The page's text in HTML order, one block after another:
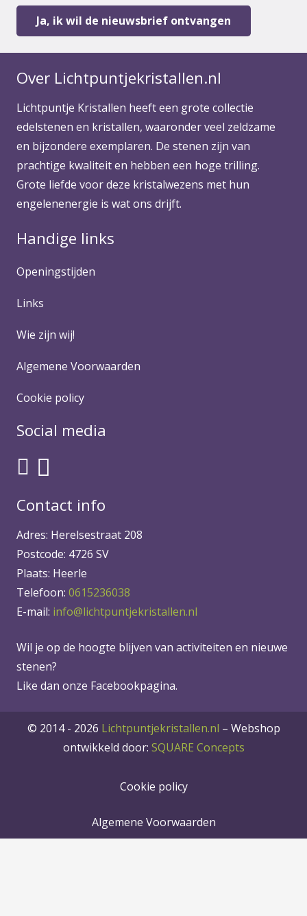
Over Lichtpuntjekristallen.nl
Lichtpuntje Kristallen heeft een grote collectie
edelstenen en kristallen, waaronder veel zeldzame
en bijzondere exemplaren. De stenen zijn van
prachtige kwaliteit en hebben een hoge trilling.
Grote liefde voor deze kristalwezens met hun
engelenenergie is wat ons drijft.
Handige links
Openingstijden
Links
Wie zijn wij!
Algemene Voorwaarden
Cookie policy
Social media
Contact info
Adres: Herelsestraat 208
Postcode: 4726 SV
Plaats: Heerle
Telefoon: 0615236038
E-mail: info@lichtpuntjekristallen.nl
Wil je op de hoogte blijven van activiteiten en nieuwe
stenen?
Like dan onze Facebookpagina.
© 2014 - 2026 Lichtpuntjekristallen.nl – Webshop
ontwikkeld door: SQUARE Concepts
Cookie policy
Algemene Voorwaarden